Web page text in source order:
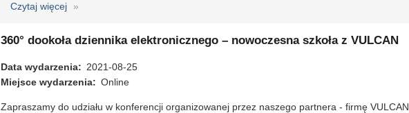
Czytaj więcej
o
Forum
Bibliotekarzy
360° dookoła dziennika elektronicznego – nowoczesna szkoła z VULCAN
Data wydarzenia
2021-08-25
Miejsce wydarzenia
Online
Zapraszamy do udziału w konferencji organizowanej przez naszego partnera - firmę VULCAN.